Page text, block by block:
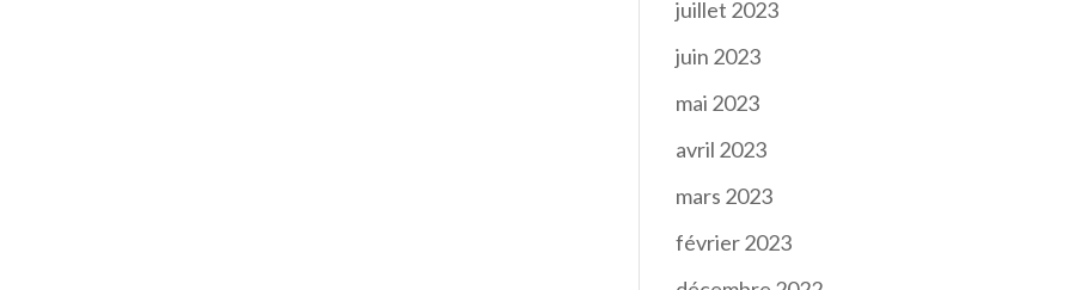
juillet 2023
juin 2023
mai 2023
avril 2023
mars 2023
février 2023